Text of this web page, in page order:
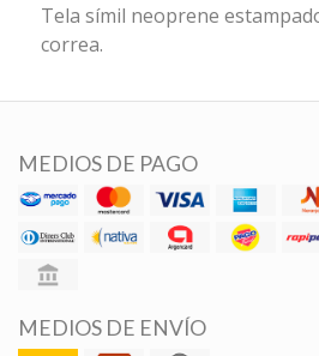
Tela símil neoprene
correa.
MEDIOS DE PAGO
MEDIOS DE ENVÍO